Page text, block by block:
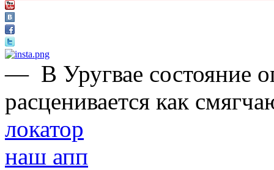
— В Уругвае состояние
расценивается как
локатор
наш апп